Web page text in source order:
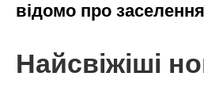
відомо про заселення
Найсвіжіші